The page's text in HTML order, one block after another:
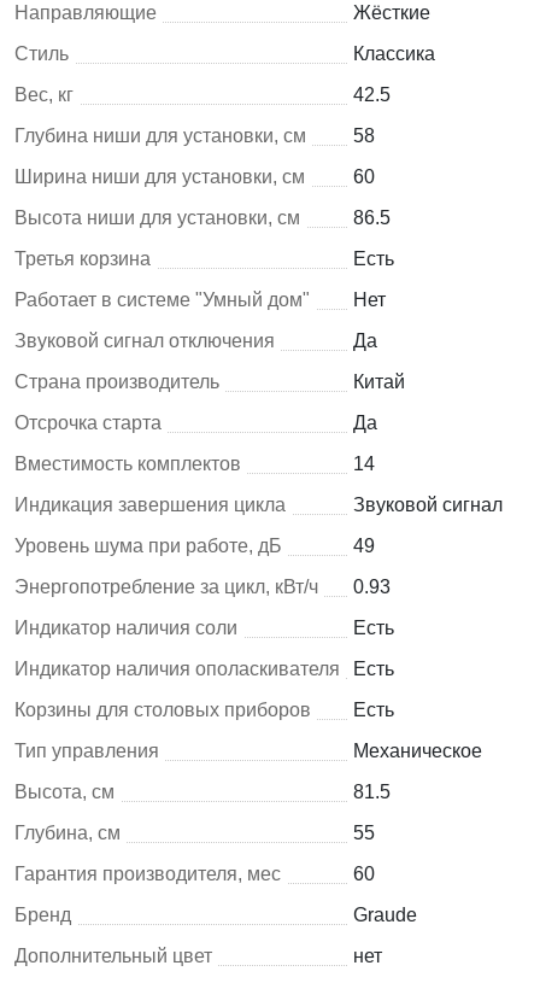
Направляющие
Жёсткие
Стиль
Классика
Вес, кг
42.5
Глубина ниши для установки, см
58
Ширина ниши для установки, см
60
Высота ниши для установки, см
86.5
Третья корзина
Есть
Работает в системе "Умный дом"
Нет
Звуковой сигнал отключения
Да
Страна производитель
Китай
Отсрочка старта
Да
Вместимость комплектов
14
Индикация завершения цикла
Звуковой сигнал
Уровень шума при работе, дБ
49
Энергопотребление за цикл, кВт/ч
0.93
Индикатор наличия соли
Есть
Индикатор наличия ополаскивателя
Есть
Корзины для столовых приборов
Есть
Тип управления
Механическое
Высота, см
81.5
Глубина, см
55
Гарантия производителя, мес
60
Бренд
Graude
Дополнительный цвет
нет